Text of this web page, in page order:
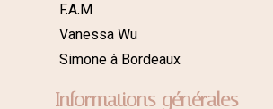
F.A.M
Vanessa Wu
Simone à Bordeaux
Informations générales